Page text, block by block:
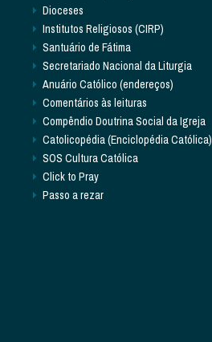
Dioceses
Institutos Religiosos (CIRP)
Santuário de Fátima
Secretariado Nacional da Liturgia
Anuário Católico (endereços)
Comentários às leituras
Compêndio Doutrina Social da Igreja
Catolicopédia (Enciclopédia Católica)
SOS Cultura Católica
Click to Pray
Passo a rezar